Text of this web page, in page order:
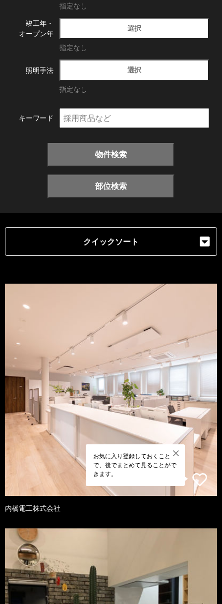
指定なし
竣工年・
オープン年
選択
指定なし
照明手法 選択
指定なし
キーワード
物件検索
部位検索
クイックソート
お気に入り登録しておくこと
で、後でまとめて見ることがで
きます。
内橋電工株式会社